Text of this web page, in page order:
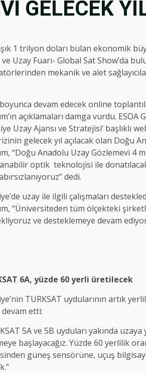
GELECEK
1 trilyon doları bulan ekonomik
ve Uzay Fuarı- Global Sat Show’da
mekanik ve alet
devam edecek online
açıklamaları damga vurdu.
Uzay Ajansı ve Stratejisi’ başlıklı
gelecek yıl açılacak olan Doğu
“Doğu Anadolu Uzay Gözlemevi
optik teknolojisi ile
dedi.
uzay ile ilgili çalışmaları
“Üniversiteden tüm ölçekteki
ve desteklemeye devam
6A, yüzde 60 yerli üretilecek
TURKSAT uydularının artık
devam etti:
5A ve 5B uyduları yakında
başlayacağız. Yüzde 60 yerlilik
güneş sensörüne, uçuş